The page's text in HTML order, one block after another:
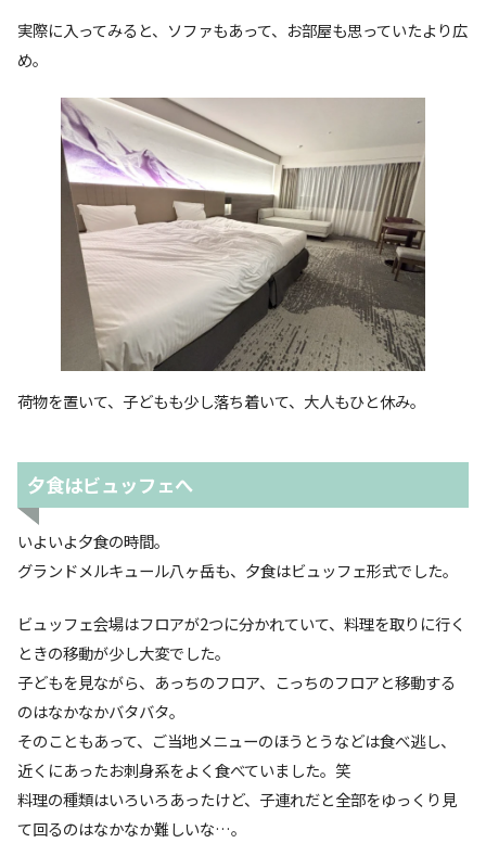
実際に入ってみると、ソファもあって、お部屋も思っていたより広
め。
荷物を置いて、子どもも少し落ち着いて、大人もひと休み。
夕食はビュッフェへ
いよいよ夕食の時間。
グランドメルキュール八ヶ岳も、夕食はビュッフェ形式でした。
ビュッフェ会場はフロアが2つに分かれていて、料理を取りに行く
ときの移動が少し大変でした。
子どもを見ながら、あっちのフロア、こっちのフロアと移動する
のはなかなかバタバタ。
そのこともあって、ご当地メニューのほうとうなどは食べ逃し、
近くにあったお刺身系をよく食べていました。笑
料理の種類はいろいろあったけど、子連れだと全部をゆっくり見
て回るのはなかなか難しいな…。